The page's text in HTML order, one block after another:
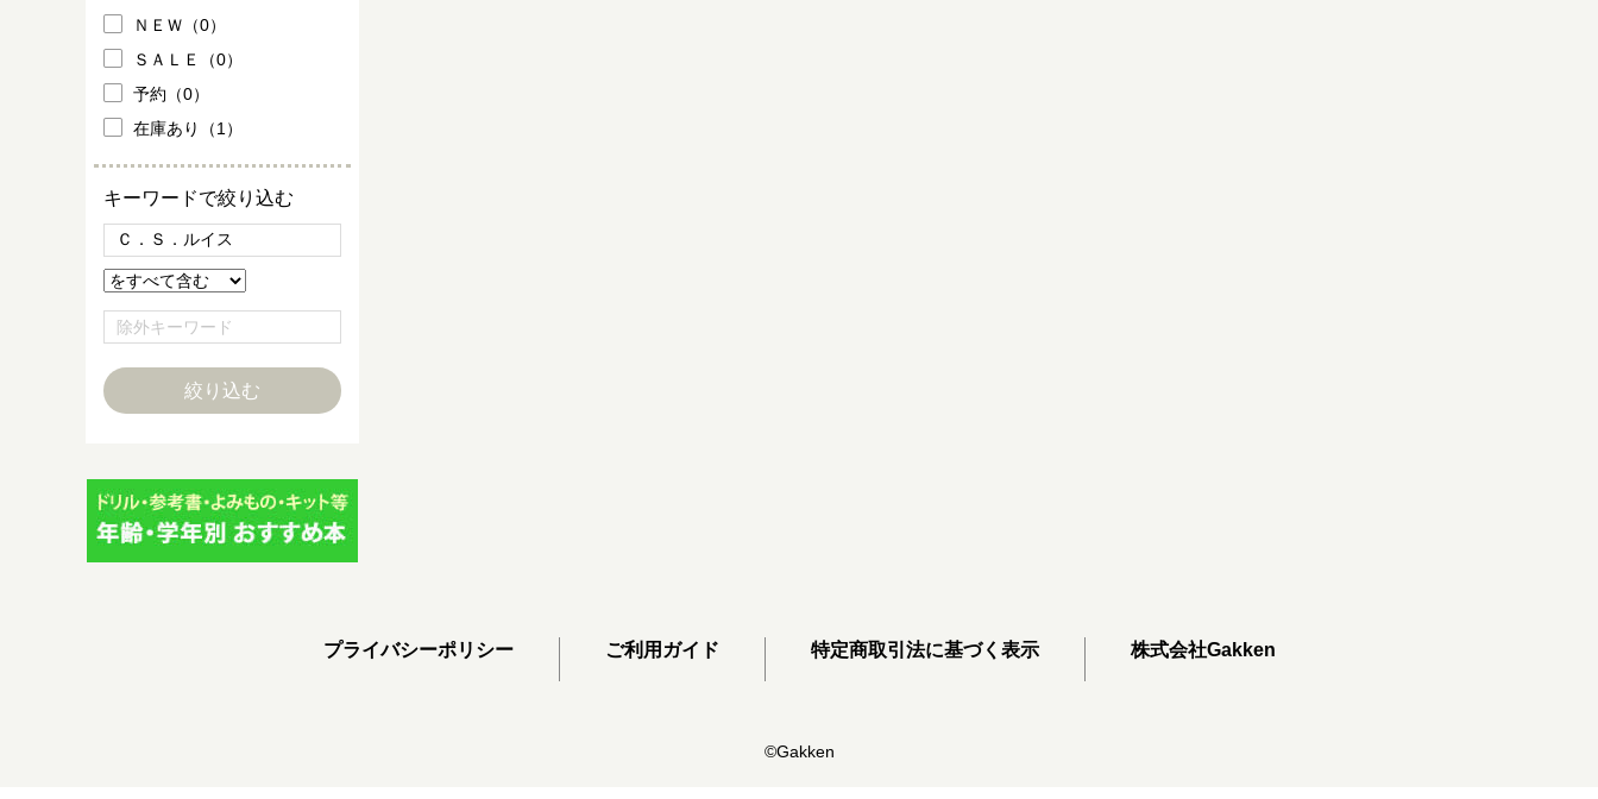
ＮＥＷ（0）
ＳＡＬＥ（0）
予約（0）
在庫あり（1）
キーワードで絞り込む
プライバシーポリシー ご利用ガイド 特定商取引法に基づく表示 株式会社Gakken
©Gakken